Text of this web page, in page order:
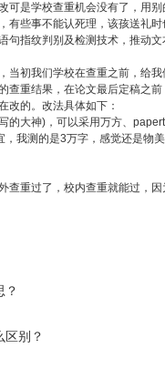
可是学校查重机会没有了，用别
些事不能认死理，该孩送礼时
句指纹判别及检测技术，推动
初我们学校在查重之前，给
重结果，在论文最后定稿之
改的。改法具体如下：
的大神)，可以采用万方、
我测的是3万字，感觉还是
查重过了，校内查重就能过，
？
区别？